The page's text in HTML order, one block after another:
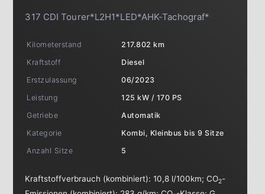
317 CDI Tourer*L2H1*LED*AHK-Tachograf*
Kilometerstand
217.802 km
Kraftstoff
Diesel
Erstzulassung
06/2023
Leistung
125 kW / 170 PS
Getriebe
Automatik
Kategorie
Kombi, Kleinbus bis 9 Sitze
Anzahl Sitze
5
Kraftstoffverbrauch (kombiniert):10,8 l/100km;CO2-